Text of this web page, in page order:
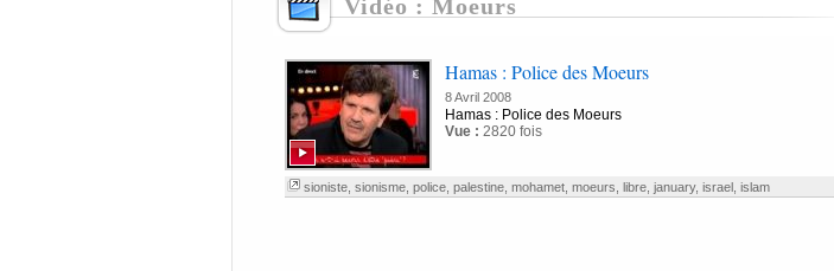
Vidéo : Moeurs
Hamas : Police des Moeurs
8 Avril 2008
Hamas : Police des Moeurs
Vue : 2820 fois
sioniste, sionisme, police, palestine, mohamet, moeurs libre, january, israel, islam